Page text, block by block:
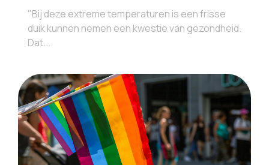
"Bij deze extreme temperaturen is een frisse
duik kunnen nemen een kwestie van gezondheid.
Dat...